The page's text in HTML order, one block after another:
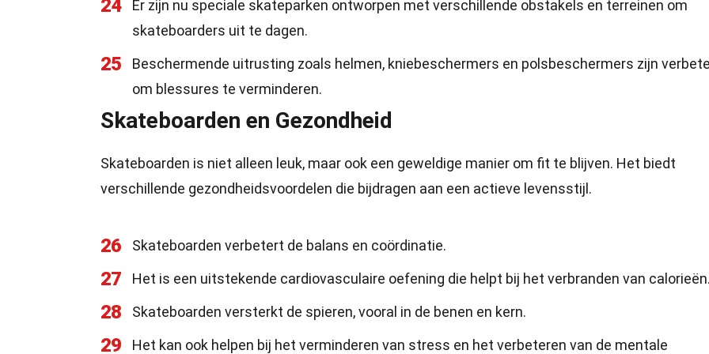
24
Er zijn nu speciale skateparken ontworpen met verschillende obstakels en terreinen om
skateboarders uit te dagen.
25
Beschermende uitrusting zoals helmen, kniebeschermers en polsbeschermers zijn
om blessures te verminderen.
Skateboarden en Gezondheid
Skateboarden is niet alleen leuk, maar ook een geweldige manier om fit te blijven. Het biedt
verschillende gezondheidsvoordelen die bijdragen aan een actieve levensstijl.
26 Skateboarden verbetert de balans en coördinatie.
27 Het is een uitstekende cardiovasculaire oefening die helpt bij het verbranden van calorieën.
28 Skateboarden versterkt de spieren, vooral in de benen en kern.
29 Het kan ook helpen bij het verminderen van stress en het verbeteren van de mentale